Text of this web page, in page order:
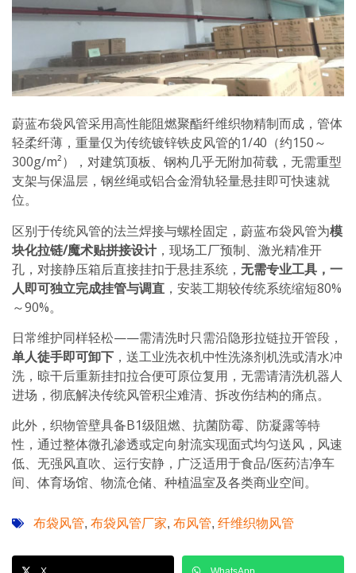
蔚蓝布袋风管采用高性能阻燃聚酯纤维织物精制而成，管体
轻柔纤薄，重量仅为传统镀锌铁皮风管的1/40（约150～
300g/m²），对建筑顶板、钢构几乎无附加荷载，无需重型
支架与保温层，钢丝绳或铝合金滑轨轻量悬挂即可快速就
位。
区别于传统风管的法兰焊接与螺栓固定，蔚蓝布袋风管为模
块化拉链/魔术贴拼接设计，现场工厂预制、激光精准开
孔，对接静压箱后直接挂扣于悬挂系统， 无需专业工具，一
人即可独立完成挂管与调直 ，安装工期较传统系统缩短80%
～90%。
日常维护同样轻松——需清洗时只需沿隐形拉链拉开管段，
单人徒手即可卸下 ，送工业洗衣机中性洗涤剂机洗或清水冲
洗，晾干后重新挂扣拉合便可原位复用，无需请清洗机器人
进场，彻底解决传统风管积尘难清、拆改伤结构的痛点。
此外，织物管壁具备B1级阻燃、抗菌防霉、防凝露等特
性，通过整体微孔渗透或定向射流实现面式均匀送风，风速
低、无强风直吹、运行安静，广泛适用于食品/医药洁净车
间、体育场馆、物流仓储、种植温室及各类商业空间。
布袋风管, 布袋风管厂家, 布风管, 纤维织物风管